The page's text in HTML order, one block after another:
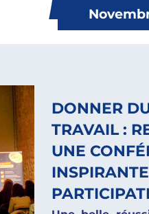
DONNER
TRAVAIL :
UNE